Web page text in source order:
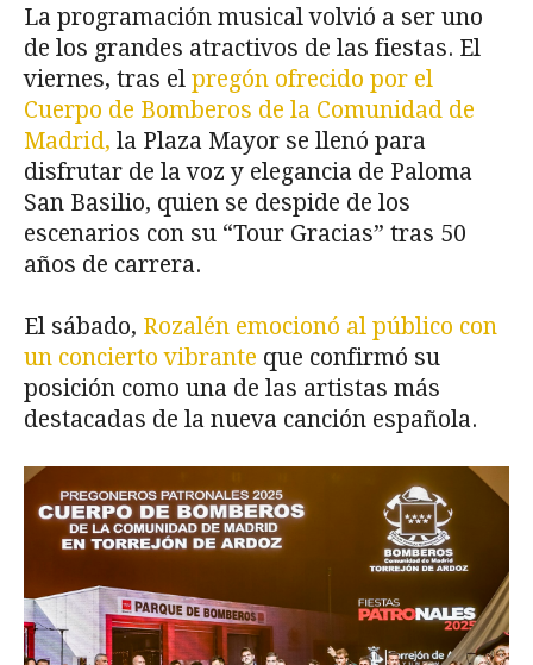
La programación musical volvió a ser uno
de los grandes atractivos de las fiestas. El
viernes, tras el pregón ofrecido por el
Cuerpo de Bomberos de la Comunidad de
Madrid, la Plaza Mayor se llenó para
disfrutar de la voz y elegancia de Paloma
San Basilio, quien se despide de los
escenarios con su “Tour Gracias” tras 50
años de carrera.
El sábado, Rozalén emocionó al público con
un concierto vibrante que confirmó su
posición como una de las artistas más
destacadas de la nueva canción española.